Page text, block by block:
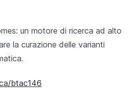
un motore di ricerca ad alto
la curazione delle varianti
btac146